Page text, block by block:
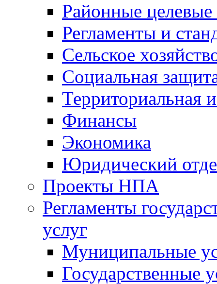
Районные
Регламенты и
Сельское
Социальная
Территориальная
Финансы
Экономика
Юридический
Проекты НПА
Регламенты
услуг
Муниципальные
Государственные